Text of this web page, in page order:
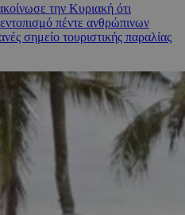
την Κυριακή ότι
πέντε ανθρώπινων
σημείο τουριστικής παραλίας